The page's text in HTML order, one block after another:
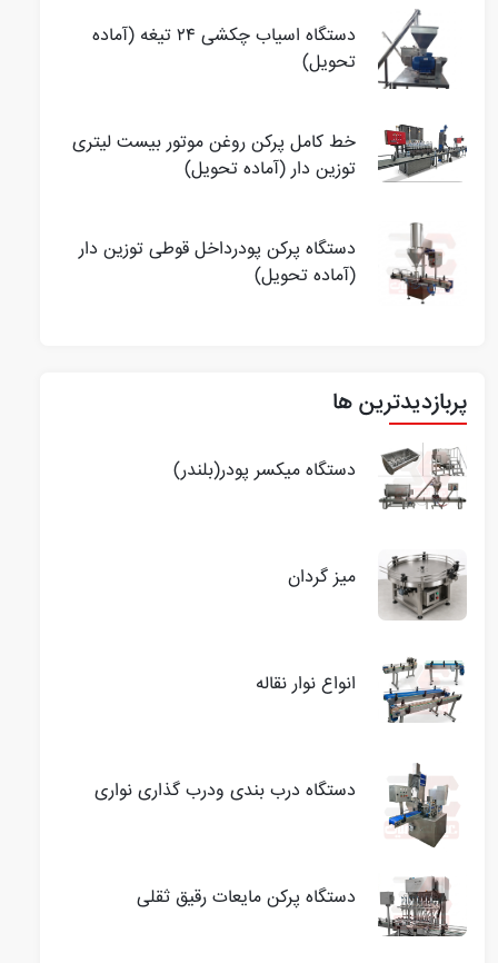
دستگاه اسیاب چکشی ۲۴ تیغه (آماده
تحویل)
خط کامل پرکن روغن موتور بیست لیتری
توزین دار (آماده تحویل)
دستگاه پرکن پودرداخل قوطی توزین دار
(آماده تحویل)
پربازدیدترین ها
دستگاه میکسر پودر(بلندر)
میز گردان
انواع نوار نقاله
دستگاه درب بندی ودرب گذاری نواری
دستگاه پرکن مایعات رقیق ثقلی